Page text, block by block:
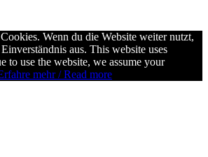
Wenn du die Website weiter nutzt,
aus. This website uses
to use the website, we assume your
mehr / Read more